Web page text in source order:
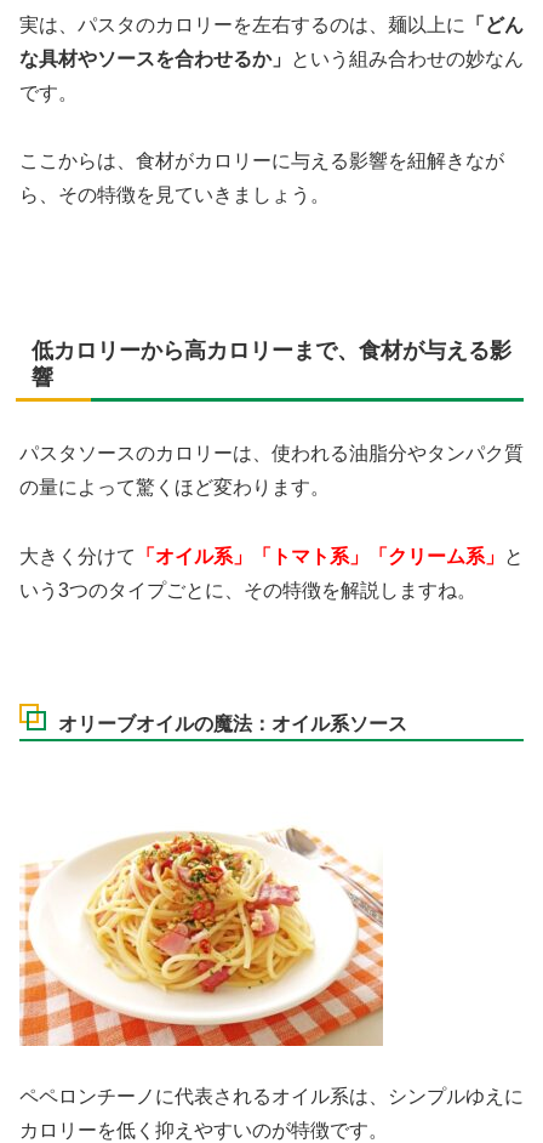
実は、パスタのカロリーを左右するのは、麺以上に
「どん
な具材やソースを合わせるか」
という組み合わせの妙なん
です。
ここからは、食材がカロリーに与える影響を紐解きなが
ら、その特徴を見ていきましょう。
低カロリーから高カロリーまで、食材が与える影
響
パスタソースのカロリーは、使われる油脂分やタンパク質
の量によって驚くほど変わります。
大きく分けて 「オイル系」「トマト系」「クリーム系」 と
いう3つのタイプごとに、その特徴を解説しますね。
オリーブオイルの魔法：オイル系ソース
ペペロンチーノに代表されるオイル系は、シンプルゆえに
カロリーを低く抑えやすいのが特徴です。